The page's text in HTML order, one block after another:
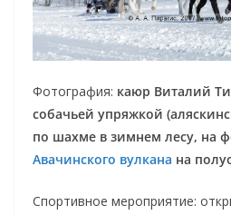
Фотография: каюр Виталий
собачьей упряжкой
по шахме в зимнем лесу, на
Авачинского вулкана на
Спортивное мероприятие: